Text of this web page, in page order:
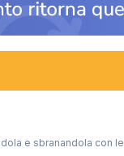
e sbranandola con le